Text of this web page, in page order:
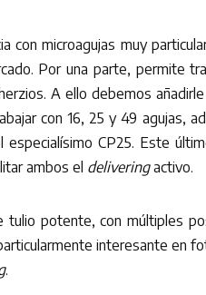
con microagujas muy
Por una parte, permite
A ello debemos
con 16, 25 y 49 agujas,
CP25. Este
ambos el deliveringactivo.
potente, con múltiples
interesante en
.